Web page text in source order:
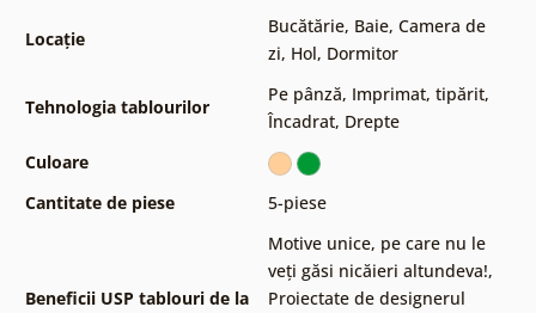
Locație
Bucătărie, Baie, Camera de
zi, Hol, Dormitor
Tehnologia tablourilor
Pe pânză, Imprimat, tipărit,
Încadrat, Drepte
Culoare
Cantitate de piese
5-piese
Beneficii USP tablouri de la
Motive unice, pe care nu le
veți găsi nicăieri altundeva!,
Proiectate de designerul